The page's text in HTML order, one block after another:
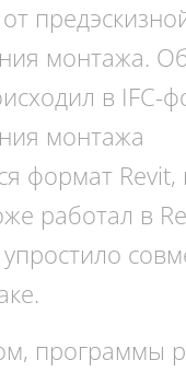
монтажа.
в IFC-
монтажа
формат Revit,
работал в
программы